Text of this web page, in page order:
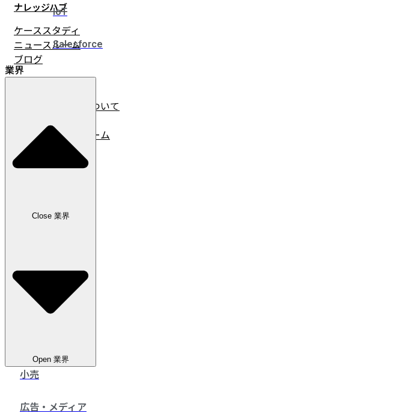
ナレッジハブ
ケーススタディ
ニュースルーム
ブログ
イノベーチャーについて
リーダーシップチーム
採用情報
お問い合わせ
IoT
Salesforce
業界
Close 業界
Open 業界
小売
広告・メディア